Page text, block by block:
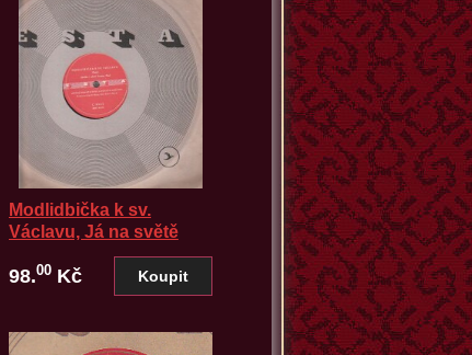
Modlidbička k sv.
Václavu, Já na světě
nejsem sám - Esta
98.00Kč